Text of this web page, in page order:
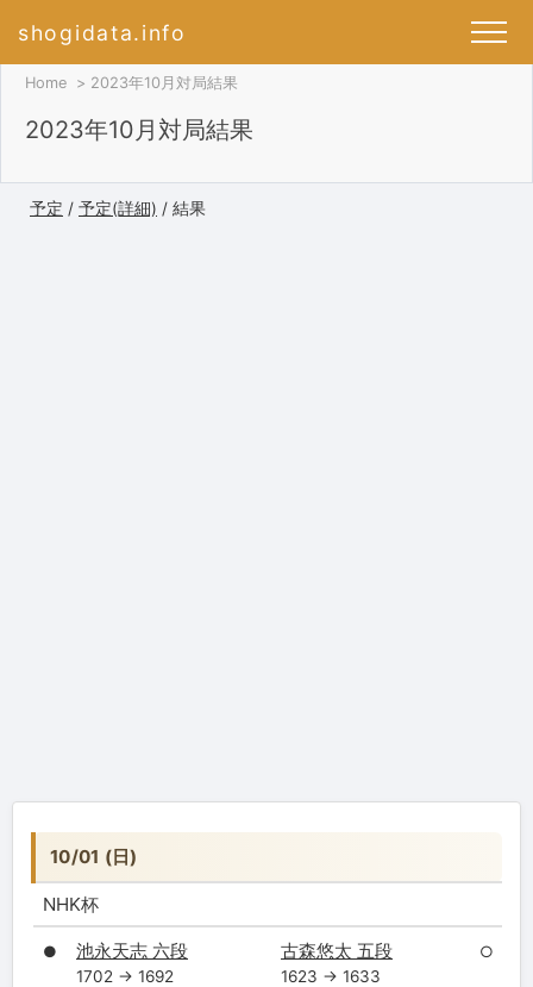
shogidata.info
Home 2023年10月対局結果
2023年10月対局結果
予定 / 予定(詳細) / 結果
10/01 (日)
NHK杯
● 池永天志 六段
1702 → 1692
古森悠太 五段
1623 → 1633
○